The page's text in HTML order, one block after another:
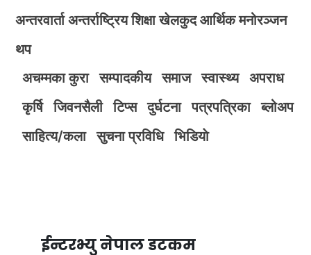
अन्तरवार्ता अन्तर्राष्ट्रिय शिक्षा खेलकुद आर्थिक मनोरञ्जन
थप
अचम्मका कुरा
सम्पादकीय समाज स्वास्थ्य
अपराध
कृर्षि
जिवनसैली टिप्स दुर्घटना पत्रपत्रिका
ब्लोअप
साहित्य/कला
सुचना प्रविधि भिडियाे
ईन्टरभ्यु नेपाल डटकम